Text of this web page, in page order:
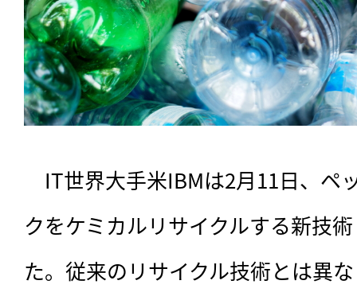
IT世界大手米IBMは2月11日、ペ
クをケミカルリサイクルする新技
た。従来のリサイクル技術とは異